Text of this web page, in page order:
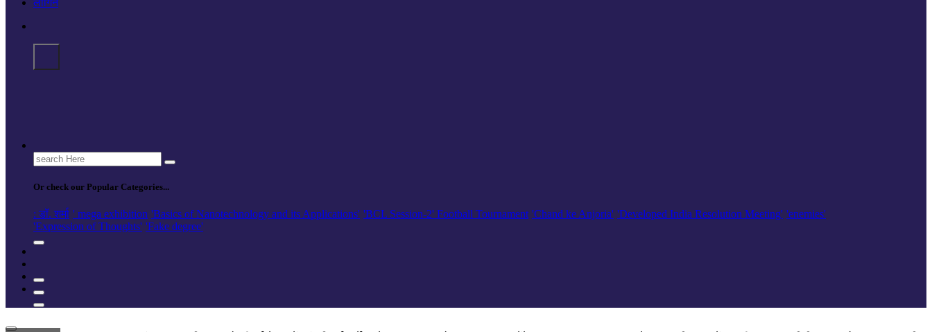
लॉगिन
Search
for:
Or check our Popular Categories...
: डॉ. शर्मा ' mega exhibition 'Basics of Nanotechnology and its Applications' 'BCL Session-2' Football Tournament 'Chand ke Anjoria' 'Developed India Resolution Meeting' 'enemies'
'Expression of Thoughts' 'Fake degree'